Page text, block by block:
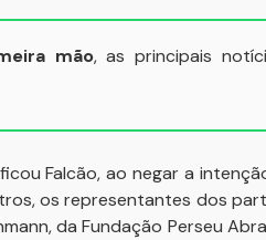
mão, as principais
Falcão, ao negar a
os representantes dos
da Fundação Perseu